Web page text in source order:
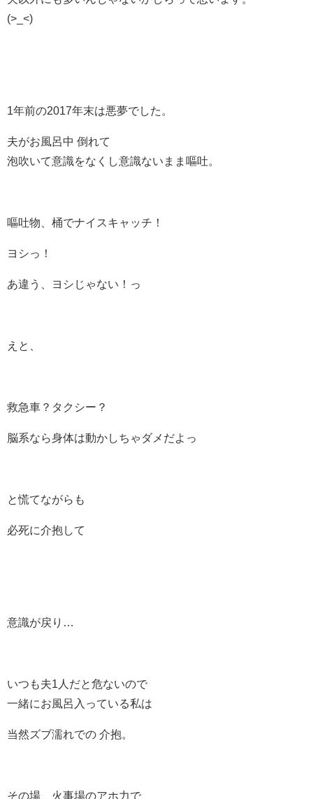
(>_<)
1年前の2017年末は悪夢でした。
夫がお風呂中 倒れて
泡吹いて意識をなくし意識ないまま嘔吐。
嘔吐物、桶でナイスキャッチ！
ヨシっ！
あ違う、ヨシじゃない！っ
えと、
救急車？タクシー？
脳系なら身体は動かしちゃダメだよっ
と慌てながらも
必死に介抱して
意識が戻り…
いつも夫1人だと危ないので
一緒にお風呂入っている私は
当然ズブ濡れでの 介抱。
その場、火事場のアホ力で